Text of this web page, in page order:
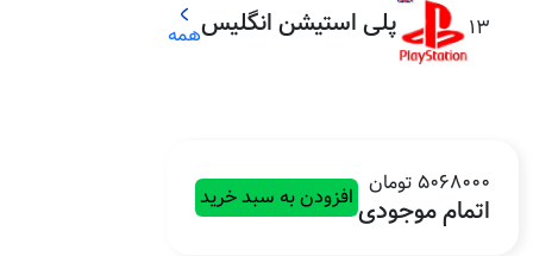
13 پلی استیشن انگلیسهمه
5068000 تومان
اتمام موجودی افزودن به سبد خرید